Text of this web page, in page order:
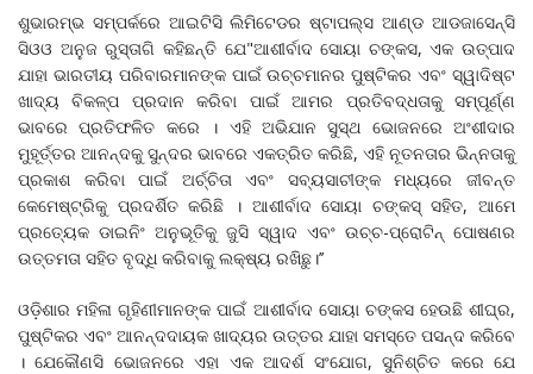
ଶୁଭାରମ୍ଭ ସମ୍ପର୍କରେ ଆଇଟିସି ଲିମିଟେଡର ଷ୍ଟାପଲ୍ସ ଆଣ୍ଡ ଆଡଜାସେନ୍ସି
ସିଓଓ ଅନୁଜ ରୁସ୍ତାଗି କହିଛନ୍ତି ଯେ"ଆଶୀର୍ବାଦ ସୋୟା ଚଙ୍କସ, ଏକ ଉତ୍ପାଦ
ଯାହା ଭାରତୀୟ ପରିବାରମାନଙ୍କ ପାଇଁ ଉଚ୍ଚମାନର ପୁଷ୍ଟିକର ଏବଂ ସ୍ୱାଦିଷ୍ଟ
ଖାଦ୍ୟ ବିକଳ୍ପ ପ୍ରଦାନ କରିବା ପାଇଁ ଆମର ପ୍ରତିବଦ୍ଧତାକୁ ସମ୍ପୂର୍ଣ୍ଣ
ଭାବରେ ପ୍ରତିଫଳିତ କରେ । ଏହି ଅଭିଯାନ ସୁସ୍ଥ ଭୋଜନରେ ଅଂଶୀଦାର
ମୁହୂର୍ତ୍ତର ଆନନ୍ଦକୁ ସୁନ୍ଦର ଭାବରେ ଏକତ୍ରିତ କରିଛି, ଏହି ନୂତନତାର ଭିନ୍ନତାକୁ
ପ୍ରକାଶ କରିବା ପାଇଁ ଅର୍ଚ୍ଚିତା ଏବଂ ସବ୍ୟସାଚୀଙ୍କ ମଧ୍ୟରେ ଜୀବନ୍ତ
କେମେଷ୍ଟ୍ରିକୁ ପ୍ରଦର୍ଶିତ କରିଛି । ଆଶୀର୍ବାଦ ସୋୟା ଚଙ୍କସ୍ ସହିତ, ଆମେ
ପ୍ରତ୍ୟେକ ଡାଇନିଂ ଅନୁଭୂତିକୁ ଜୁସି ସ୍ୱାଦ ଏବଂ ଉଚ୍ଚ-ପ୍ରୋଟିନ୍ ପୋଷଣର
ଉତ୍ତମତା ସହିତ ବୃଦ୍ଧି କରିବାକୁ ଲକ୍ଷ୍ୟ ରଖିଛୁ।’’
ଓଡ଼ିଶାର ମହିଳା ଗୃହିଣୀମାନଙ୍କ ପାଇଁ ଆଶୀର୍ବାଦ ସୋୟା ଚଙ୍କସ ହେଉଛି ଶୀଘ୍ର,
ପୁଷ୍ଟିକର ଏବଂ ଆନନ୍ଦଦାୟକ ଖାଦ୍ୟର ଉତ୍ତର ଯାହା ସମସ୍ତେ ପସନ୍ଦ କରିବେ
। ଯେକୌଣସି ଭୋଜନରେ ଏହା ଏକ ଆଦର୍ଶ ସଂଯୋଗ, ସୁନିଶ୍ଚିତ କରେ ଯେ